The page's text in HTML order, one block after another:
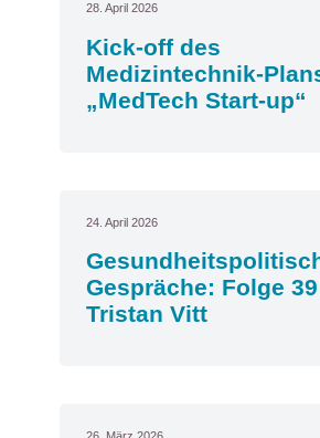
28. April 2026
Kick-off des
Medizintechnik-
„MedTech Start-up“
24. April 2026
Gespräche: Folge
Tristan Vitt